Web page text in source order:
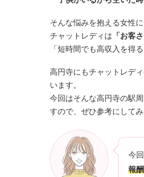
そんな悩みを抱える女性
チャットレディは 「お客
「短時間でも高収入を得
高円寺にもチャットレデ
います。
今回はそんな高円寺の駅
すので、ぜひ参考にして
今
報